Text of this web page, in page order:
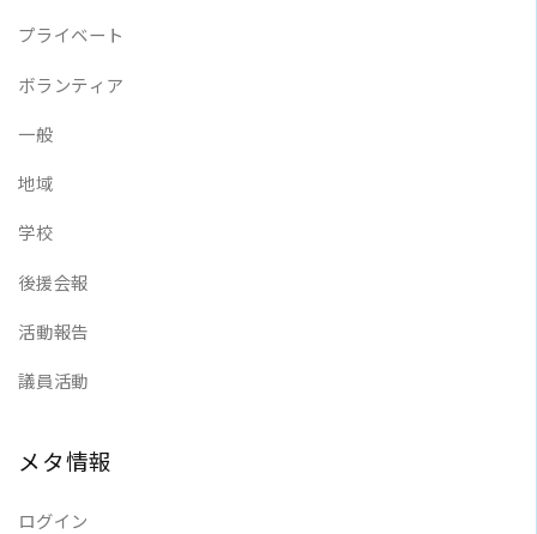
プライベート
ボランティア
一般
地域
学校
後援会報
活動報告
議員活動
メタ情報
ログイン